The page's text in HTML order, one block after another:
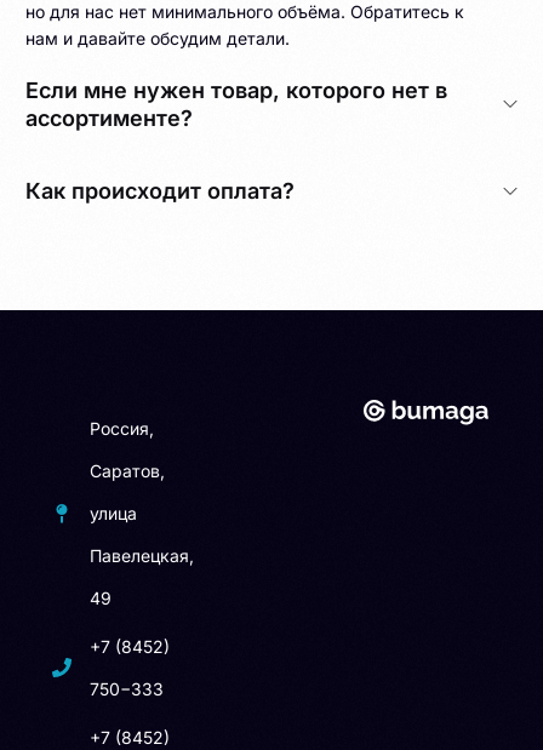
но для нас нет минимального объёма. Обратитесь к
нам и давайте обсудим детали.
Если мне нужен товар, которого нет в
ассортименте?
Как происходит оплата?
Россия,
Саратов,
улица
Павелецкая,
49
+7 (8452)
750−333
+7 (8452)